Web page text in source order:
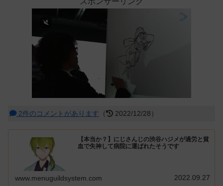
2件のコメントがあります （ 2022/12/28）
【本当か？】にじさんじの渋谷ハジメが過労と貧
血で失神して病院に運ばれたそうです
www.menuguildsystem.com 2022.09.27